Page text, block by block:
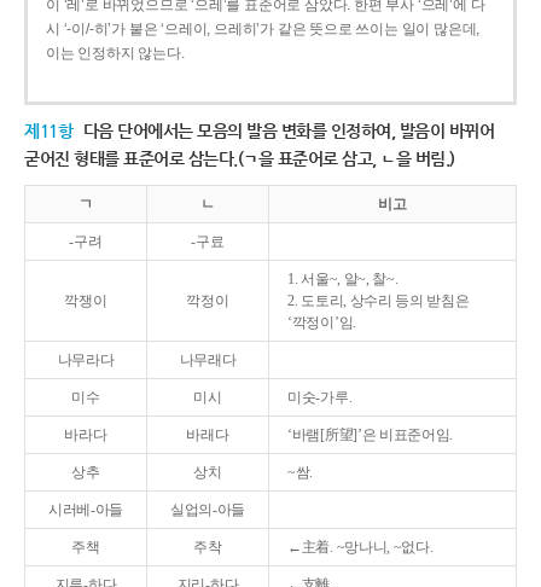
이 ‘레’로 바뀌었으므로 ‘으레’를 표준어로 삼았다. 한편 부사 ‘으레’에 다
시 ‘-이/-히’가 붙은 ‘으레이, 으레히’가 같은 뜻으로 쓰이는 일이 많은데,
이는 인정하지 않는다.
제11항 다음 단어에서는 모음의 발음 변화를 인정하여, 발음이 바뀌어
굳어진 형태를 표준어로 삼는다.(ㄱ을 표준어로 삼고, ㄴ을 버림.)
ㄱ ㄴ 비고
-구려 -구료
깍쟁이 깍정이
1. 서울~, 알~, 찰~.
2. 도토리, 상수리 등의 받침은
‘깍정이’임.
나무라다 나무래다
미수 미시 미숫-가루.
바라다 바래다 ‘바램[所望]’은 비표준어임.
상추 상치 ~쌈.
시러베-아들 실업의-아들
주책 주착 ←主着. ~망나니, ~없다.